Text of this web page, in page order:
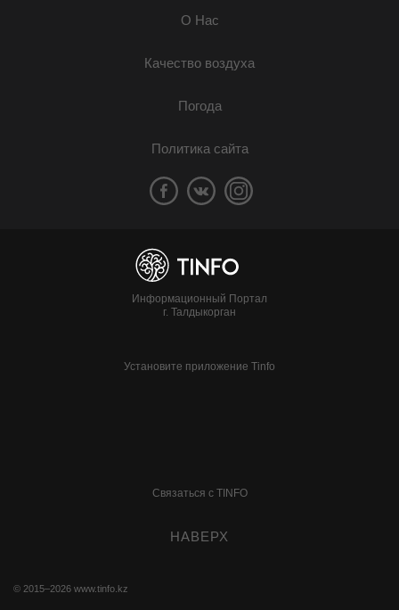
О Нас
Качество воздуха
Погода
Политика сайта
Информационный Портал
г. Талдыкорган
Установите приложение Tinfo
Связаться с TINFO
НАВЕРХ
© 2015–2026 www.tinfo.kz